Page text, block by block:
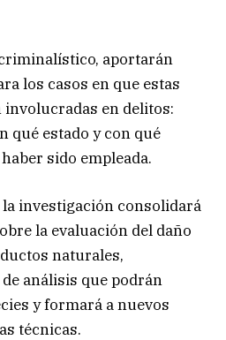
aportarán
los casos en que estas
involucradas en delitos:
qué estado y con qué
sido empleada.
investigación consolidará
la evaluación del daño
naturales,
análisis que podrán
y formará a nuevos
técnicas.